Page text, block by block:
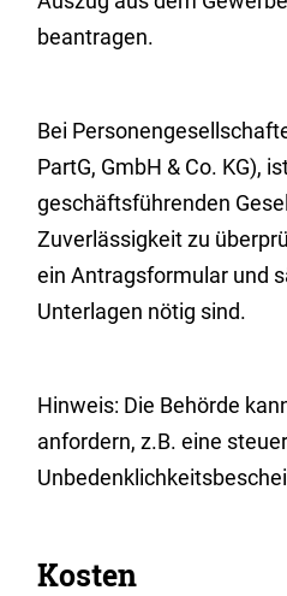
beantragen.
Bei
PartG, GmbH & Co. KG),
geschäftsführenden
Zuverlässigkeit zu
ein Antragsformular und
Unterlagen nötig sind.
Hinweis: Die Behörde
anfordern, z.B. eine
Kosten